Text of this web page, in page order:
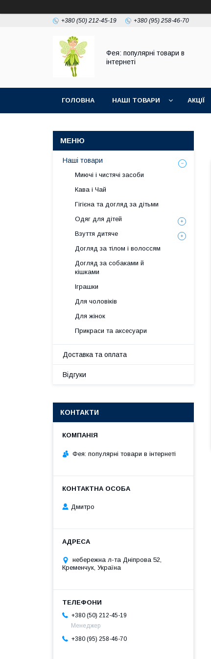
+380 (50) 212-45-19 +380 (95) 258-46-70
Фея: популярні товари в
інтернеті
ГОЛОВНА НАШІ ТОВАРИ АКЦІЇ
Наші товари
Миючі і чистячі засоби
Кава і Чай
Гігієна та догляд за дітьми
Одяг для дітей
Взуття дитяче
Догляд за тілом і волоссям
Догляд за собаками й
кішками
Іграшки
Для чоловіків
Для жінок
Прикраси та аксесуари
Доставка та оплата
Відгуки
КОНТАКТИ
Фея: популярні товари в інтернеті
Дмитро
небережна л-та Дніпрова 52,
Кременчук, Україна
+380 (50) 212-45-19
Менеджер
+380 (95) 258-46-70